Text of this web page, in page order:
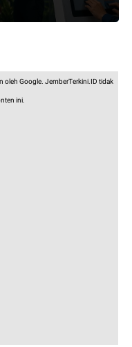
oleh Google. JemberTerkini.ID tidak
ini.